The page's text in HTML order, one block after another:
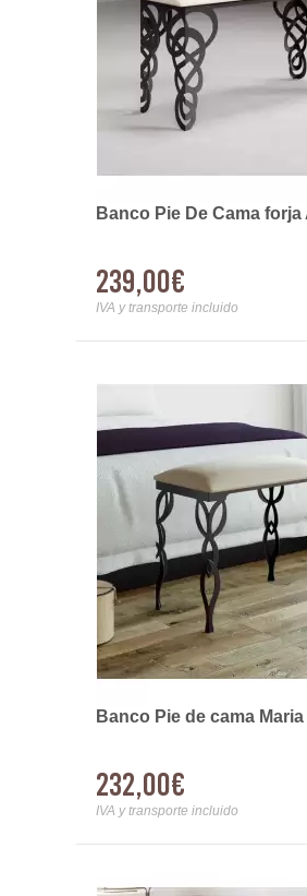
Banco Pie De Cama
239,00€
IVA y transporte incluido
Banco Pie de cama Maria
232,00€
IVA y transporte incluido